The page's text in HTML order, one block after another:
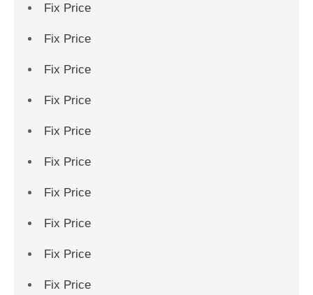
Fix Price
Fix Price
Fix Price
Fix Price
Fix Price
Fix Price
Fix Price
Fix Price
Fix Price
Fix Price